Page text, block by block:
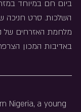
ביום חם במיוחד
השלכות. סרט חניכה
מלחמת האזרחים של
באדיבות המכון
Nigeria, a young